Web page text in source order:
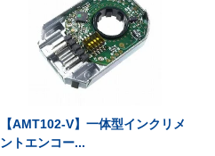
【AMT102-V】一体型インクリメ
ントエンコー...